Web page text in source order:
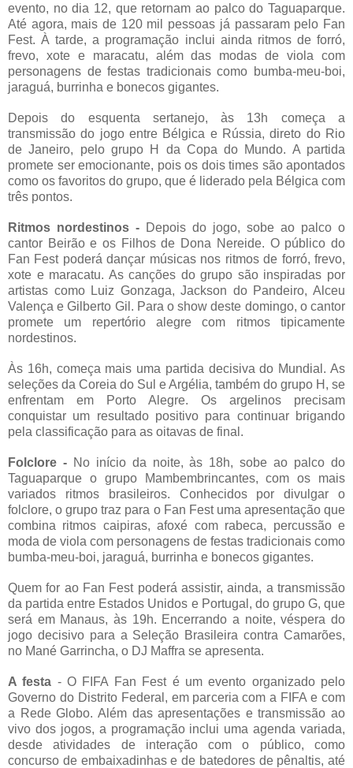
evento, no dia 12, que retornam ao palco do Taguaparque.
Até agora, mais de 120 mil pessoas já passaram pelo Fan
Fest. À tarde, a programação inclui ainda ritmos de forró,
frevo, xote e maracatu, além das modas de viola com
personagens de festas tradicionais como bumba-meu-boi,
jaraguá, burrinha e bonecos gigantes.
Depois do esquenta sertanejo, às 13h começa a
transmissão do jogo entre Bélgica e Rússia, direto do Rio
de Janeiro, pelo grupo H da Copa do Mundo. A partida
promete ser emocionante, pois os dois times são apontados
como os favoritos do grupo, que é liderado pela Bélgica com
três pontos.
Ritmos nordestinos - Depois do jogo, sobe ao palco o
cantor Beirão e os Filhos de Dona Nereide. O público do
Fan Fest poderá dançar músicas nos ritmos de forró, frevo,
xote e maracatu. As canções do grupo são inspiradas por
artistas como Luiz Gonzaga, Jackson do Pandeiro, Alceu
Valença e Gilberto Gil. Para o show deste domingo, o cantor
promete um repertório alegre com ritmos tipicamente
nordestinos.
Às 16h, começa mais uma partida decisiva do Mundial. As
seleções da Coreia do Sul e Argélia, também do grupo H, se
enfrentam em Porto Alegre. Os argelinos precisam
conquistar um resultado positivo para continuar brigando
pela classificação para as oitavas de final.
Folclore -No início da noite, às 18h, sobe ao palco do
Taguaparque o grupo Mambembrincantes, com os mais
variados ritmos brasileiros. Conhecidos por divulgar o
folclore, o grupo traz para o Fan Fest uma apresentação que
combina ritmos caipiras, afoxé com rabeca, percussão e
moda de viola com personagens de festas tradicionais como
bumba-meu-boi, jaraguá, burrinha e bonecos gigantes.
Quem for ao Fan Fest poderá assistir, ainda, a transmissão
da partida entre Estados Unidos e Portugal, do grupo G, que
será em Manaus, às 19h. Encerrando a noite, véspera do
jogo decisivo para a Seleção Brasileira contra Camarões,
no Mané Garrincha, o DJ Maffra se apresenta.
A festa - O FIFA Fan Fest é um evento organizado pelo
Governo do Distrito Federal, em parceria com a FIFA e com
a Rede Globo. Além das apresentações e transmissão ao
vivo dos jogos, a programação inclui uma agenda variada,
desde atividades de interação com o público, como
concurso de embaixadinhas e de batedores de pênaltis, até